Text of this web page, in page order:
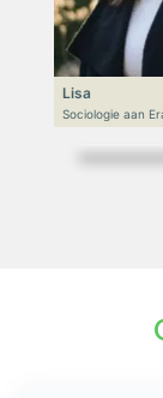
Lisa
Sociologie aan